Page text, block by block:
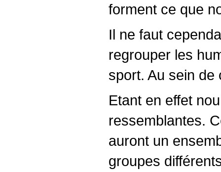
forment ce que
Il ne faut
regrouper les
sport. Au sein
Etant en effet
ressemblantes.
auront un
groupes